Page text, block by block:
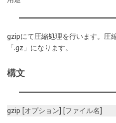
gzipにて圧縮処理を行います。圧
「.gz」になります。
構文
gzip [オプション] [ファイル名]